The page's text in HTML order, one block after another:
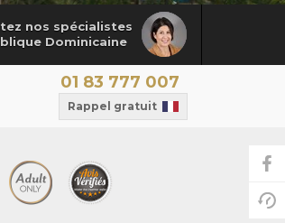
nos spécialistes
Dominicaine
01 83 777 007
Rappel gratuit